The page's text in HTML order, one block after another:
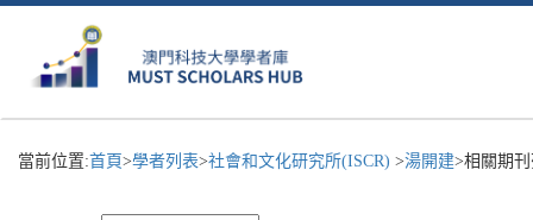
當前位置:首頁>學者列表>社會和文化研究所(ISCR) >湯開建>相關期